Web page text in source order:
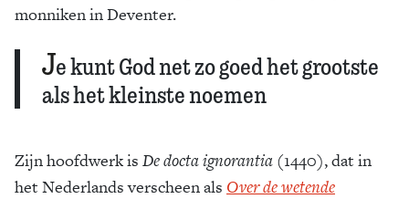
monniken in Deventer.
Je kunt God net zo goed het grootste
als het kleinste noemen
Zijn hoofdwerk is De docta ignorantia (1440), dat in
het Nederlands verscheen als Over de wetende